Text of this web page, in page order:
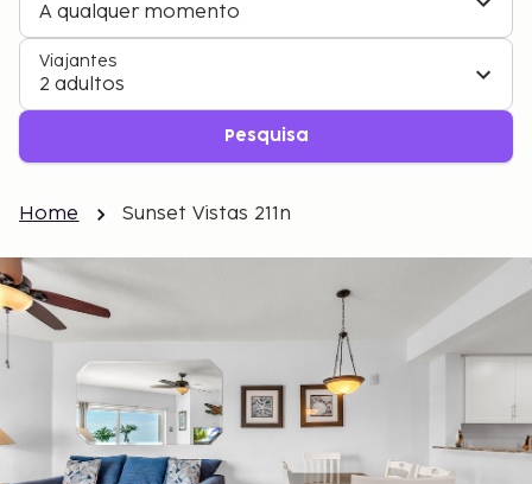
A qualquer momento
Viajantes
2 adultos
Pesquisa
Home Sunset Vistas 211n